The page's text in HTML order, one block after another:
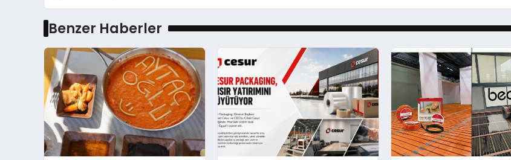
Benzer Haberler